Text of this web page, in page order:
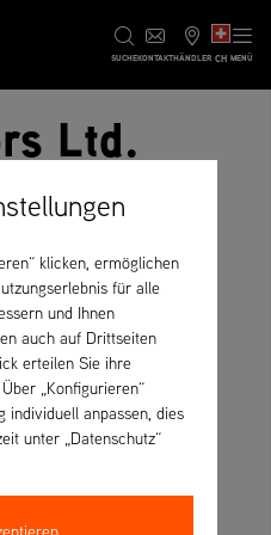
SUCHEKONTAKTHÄNDLER CH MENÜ
Ltd.
Oakham –
klicken, ermöglichen
für alle
und Ihnen
auch auf Drittseiten
erteilen Sie ihre
„Konfigurieren“
individuell anpassen, dies
unter „Datenschutz“